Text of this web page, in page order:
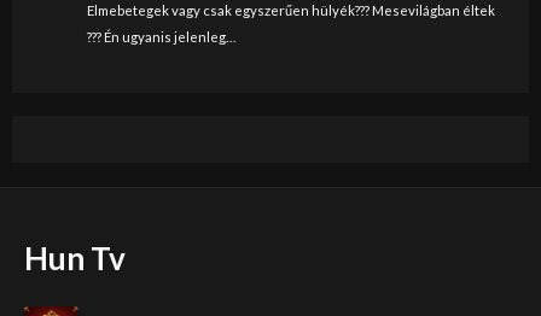
Elmebetegek vagy csak egyszerűen hülyék??? Mesevilágban éltek
??? Én ugyanis jelenleg…
Hun Tv